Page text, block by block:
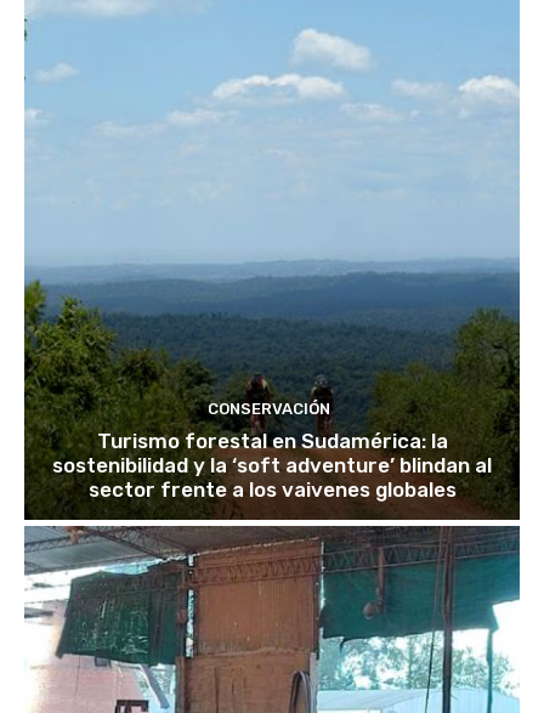
CONSERVACIÓN
Turismo forestal en Sudamérica: la
sostenibilidad y la ‘soft adventure’ blindan al
sector frente a los vaivenes globales